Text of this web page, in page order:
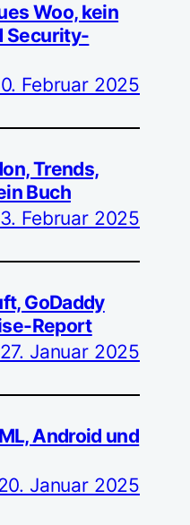
Woo, kein
Security-
Februar 2025
Trends,
Buch
3. Februar 2025
GoDaddy
Report
27. Januar 2025
Android und
Januar 2025